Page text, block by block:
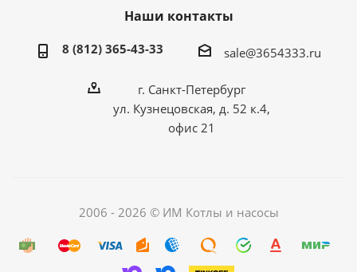
Наши контакты
8 (812) 365-43-33 sale@3654333.ru
г. Санкт-Петербург
ул. Кузнецовская, д. 52 к.4,
офис 21
2006 - 2026 © ИМ Котлы и насосы